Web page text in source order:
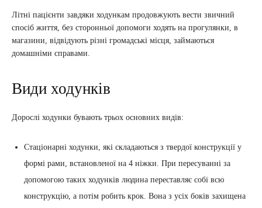
Літні пацієнти завдяки ходункам продовжують вести звичний
спосіб життя, без сторонньої допомоги ходять на прогулянки, в
магазини, відвідують різні громадські місця, займаються
домашніми справами.
Види ходунків
Дорослі ходунки бувають трьох основних видів:
Стаціонарні ходунки, які складаються з твердої конструкції у
формі рами, встановленої на 4 ніжки. При пересуванні за
допомогою таких ходунків людина переставляє собі всю
конструкцію, а потім робить крок. Вона з усіх боків захищена